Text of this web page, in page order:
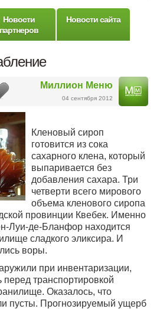
Новости
партнеров
Новости сайта
Миллион Меню
04 сентября 2012
Кленовый сироп
готовится из сока
сахарного клена, который
выпаривается без
добавления сахара. Три
четверти всего мирового
объема кленового сиропа
провинции Квебек. Именно
Луи-де-Бланфор находится
сладкого эликсира. И
воры.
при инвентаризации,
перед транспортировкой
Оказалось, что
пусты. Прогнозируемый ущерб